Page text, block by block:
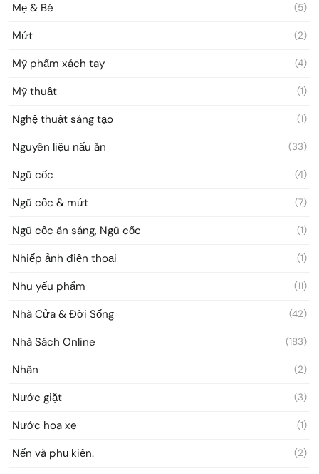
Mẹ & Bé (5)
Mứt (2)
Mỹ phẩm xách tay (4)
Mỹ thuật (1)
Nghệ thuật sáng tạo (1)
Nguyên liệu nấu ăn (33)
Ngũ cốc (4)
Ngũ cốc & mứt (7)
Ngũ cốc ăn sáng, Ngũ cốc (1)
Nhiếp ảnh điện thoại (1)
Nhu yếu phẩm (11)
Nhà Cửa & Đời Sống (42)
Nhà Sách Online (183)
Nhãn (2)
Nước giặt (3)
Nước hoa xe (1)
Nến và phụ kiện. (2)